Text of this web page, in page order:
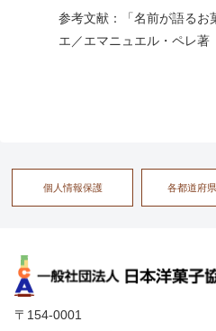
参考文献：「名前が語るお
エ／エマニュエル・ペレ
個人情報保護 各都道府
〒154-0001